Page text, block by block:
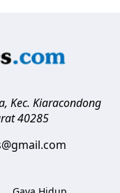
Kec. Kiaracondong
40285